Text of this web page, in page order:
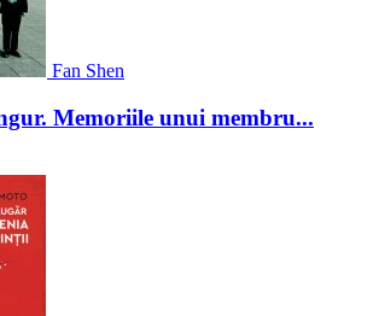
Fan Shen
Memoriile unui membru...